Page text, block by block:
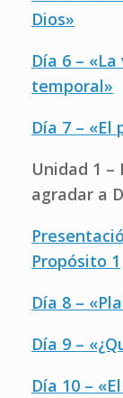
Dios»
Día 6 –
temporal»
Día 7 – «El
Unidad 1 –
agradar a
Propósito 1
Día 8 –
Día 9 –
Día 10 –